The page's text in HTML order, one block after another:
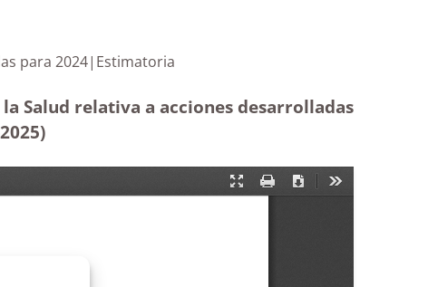
para 2024|Estimatoria
Salud relativa a acciones desarrolladas
)